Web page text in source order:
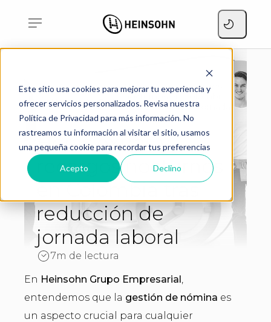
Este sitio usa cookies para mejorar tu experiencia y
ofrecer servicios personalizados. Revisa nuestra
Política de Privacidad para más información. No
rastreamos tu información al visitar el sitio, usamos
una pequeña cookie para recordar tus preferencias
Acepto Declino
Home Blog
Horas extras y recargos
nocturnos en Colombia
tras reducción de jornada
laboral
Horas extras y
recargos nocturnos
en Colombia tras
reducción de
jornada laboral
7m de lectura
En Heinsohn Grupo Empresarial,
entendemos que la gestión de nómina es
un aspecto crucial para cualquier